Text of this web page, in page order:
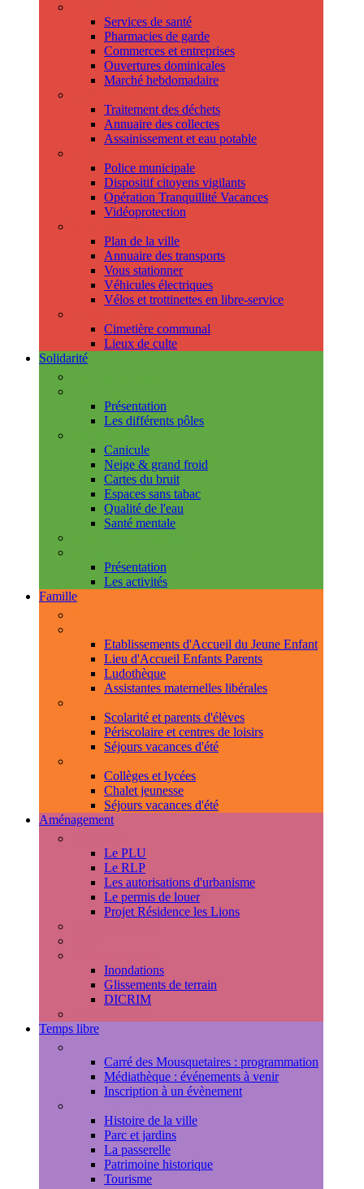
Services de santé
Pharmacies de garde
Commerces et entreprises
Ouvertures dominicales
Marché hebdomadaire
Traitement des déchets
Annuaire des collectes
Assainissement et eau potable
Police municipale
Dispositif citoyens vigilants
Opération Tranquillité Vacances
Vidéoprotection
Plan de la ville
Annuaire des transports
Vous stationner
Véhicules électriques
Vélos et trottinettes en libre-service
Cimetière communal
Lieux de culte
Solidarité
Présentation
Les différents pôles
Canicule
Neige & grand froid
Cartes du bruit
Espaces sans tabac
Qualité de l'eau
Santé mentale
Présentation
Les activités
Famille
Etablissements d'Accueil du Jeune Enfant
Lieu d'Accueil Enfants Parents
Ludothèque
Assistantes maternelles libérales
Scolarité et parents d'élèves
Périscolaire et centres de loisirs
Séjours vacances d'été
Collèges et lycées
Chalet jeunesse
Séjours vacances d'été
Aménagement
Le PLU
Le RLP
Les autorisations d'urbanisme
Le permis de louer
Projet Résidence les Lions
Inondations
Glissements de terrain
DICRIM
Temps libre
Carré des Mousquetaires : programmation
Médiathèque : événements à venir
Inscription à un évènement
Histoire de la ville
Parc et jardins
La passerelle
Patrimoine historique
Tourisme